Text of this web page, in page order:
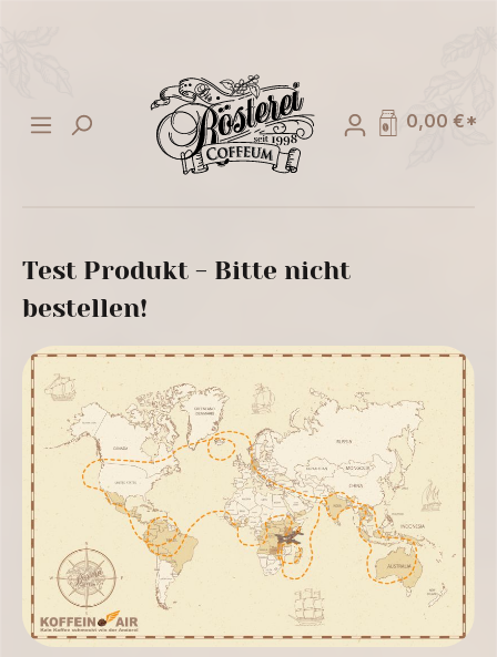
0,00 €*
Test Produkt - Bitte nicht
bestellen!